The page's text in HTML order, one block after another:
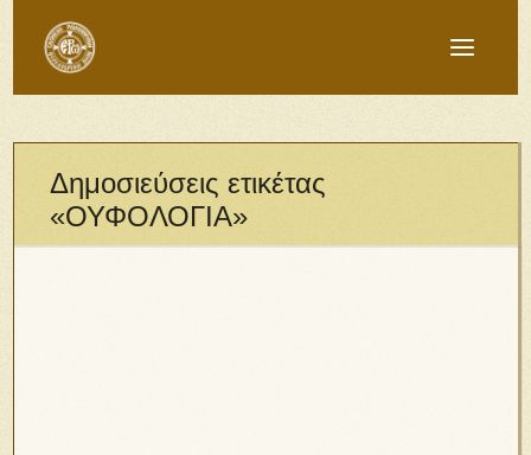
Δημοσιεύσεις ετικέτας
«ΟΥΦΟΛΟΓΙΑ»